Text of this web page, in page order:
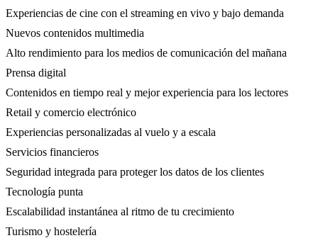
Experiencias de cine con el streaming en vivo y bajo demanda
Nuevos contenidos multimedia
Alto rendimiento para los medios de comunicación del mañana
Prensa digital
Contenidos en tiempo real y mejor experiencia para los lectores
Retail y comercio electrónico
Experiencias personalizadas al vuelo y a escala
Servicios financieros
Seguridad integrada para proteger los datos de los clientes
Tecnología punta
Escalabilidad instantánea al ritmo de tu crecimiento
Turismo y hostelería